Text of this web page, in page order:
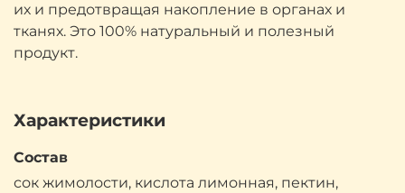
их и предотвращая накопление в органах и
тканях. Это 100% натуральный и полезный
продукт.
Характеристики
Состав
сок жимолости, кислота лимонная, пектин,